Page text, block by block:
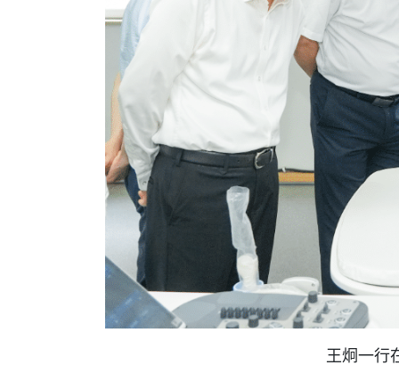
王炯一行